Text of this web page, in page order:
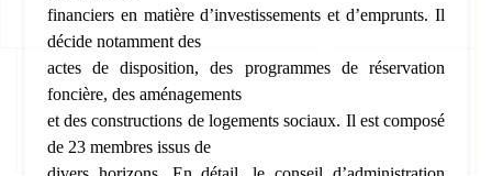
financiers en matière d’investissements et d’emprunts. Il
décide notamment des
actes de disposition, des programmes de réservation
foncière, des aménagements
et des constructions de logements sociaux. Il est composé
de 23 membres issus de